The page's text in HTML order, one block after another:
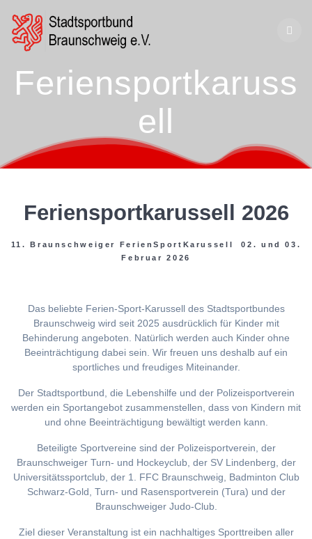
Feriensportkaruss
ell
Feriensportkarussell 2026
11. Braunschweiger FerienSportKarussell 02. und 03.
Februar 2026
Das beliebte Ferien-Sport-Karussell des Stadtsportbundes
Braunschweig wird seit 2025 ausdrücklich für Kinder mit
Behinderung angeboten. Natürlich werden auch Kinder ohne
Beeinträchtigung dabei sein. Wir freuen uns deshalb auf ein
sportliches und freudiges Miteinander.
Der Stadtsportbund, die Lebenshilfe und der Polizeisportverein
werden ein Sportangebot zusammenstellen, dass von Kindern mit
und ohne Beeinträchtigung bewältigt werden kann.
Beteiligte Sportvereine sind der Polizeisportverein, der
Braunschweiger Turn- und Hockeyclub, der SV Lindenberg, der
Universitätssportclub, der 1. FFC Braunschweig, Badminton Club
Schwarz-Gold, Turn- und Rasensportverein (Tura) und der
Braunschweiger Judo-Club.
Ziel dieser Veranstaltung ist ein nachhaltiges Sporttreiben aller